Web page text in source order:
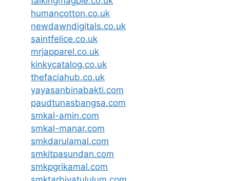
humancotton.co.uk
newdawndigitals.co.uk
saintfelice.co.uk
mrjapparel.co.uk
kinkycatalog.co.uk
thefaciahub.co.uk
yayasanbinabakti.com
paudtunasbangsa.com
smkal-amin.com
smkal-manar.com
smkdarulamal.com
smkitpasundan.com
smkpgrikamal.com